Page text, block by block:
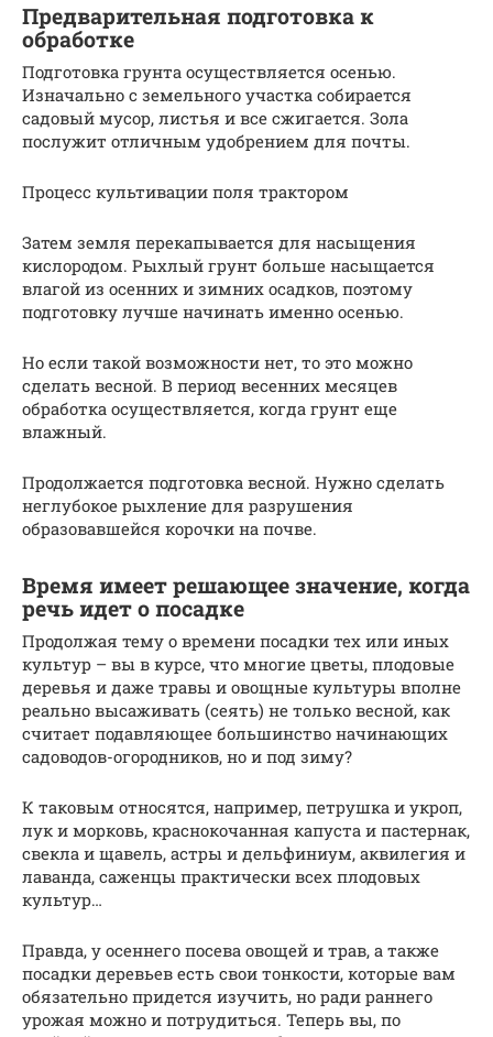
Предварительная подготовка к
обработке
Подготовка грунта осуществляется осенью.
Изначально с земельного участка собирается
садовый мусор, листья и все сжигается. Зола
послужит отличным удобрением для почты.
Процесс культивации поля трактором
Затем земля перекапывается для насыщения
кислородом. Рыхлый грунт больше насыщается
влагой из осенних и зимних осадков, поэтому
подготовку лучше начинать именно осенью.
Но если такой возможности нет, то это можно
сделать весной. В период весенних месяцев
обработка осуществляется, когда грунт еще
влажный.
Продолжается подготовка весной. Нужно сделать
неглубокое рыхление для разрушения
образовавшейся корочки на почве.
Время имеет решающее значение, когда
речь идет о посадке
Продолжая тему о времени посадки тех или иных
культур – вы в курсе, что многие цветы, плодовые
деревья и даже травы и овощные культуры вполне
реально высаживать (сеять) не только весной, как
считает подавляющее большинство начинающих
садоводов-огородников, но и под зиму?
К таковым относятся, например, петрушка и укроп,
лук и морковь, краснокочанная капуста и пастернак,
свекла и щавель, астры и дельфиниум, аквилегия и
лаванда, саженцы практически всех плодовых
культур…
Правда, у осеннего посева овощей и трав, а также
посадки деревьев есть свои тонкости, которые вам
обязательно придется изучить, но ради раннего
урожая можно и потрудиться. Теперь вы, по